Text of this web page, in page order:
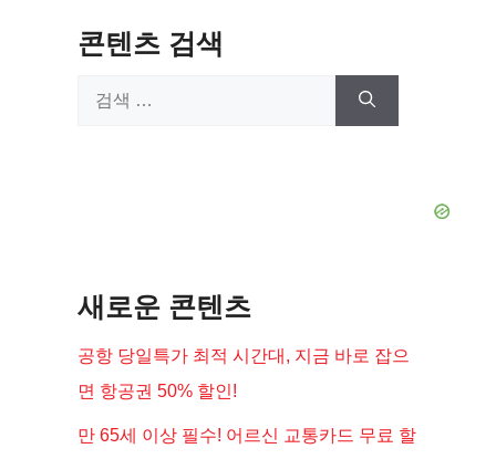
콘텐츠 검색
새로운 콘텐츠
공항 당일특가 최적 시간대, 지금 바로 잡으
면 항공권 50% 할인!
만 65세 이상 필수! 어르신 교통카드 무료 할